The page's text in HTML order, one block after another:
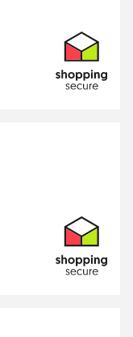
Certifikat
Shopping
Certifikat
Shopping